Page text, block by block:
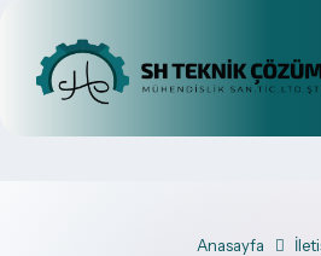
Anasayfa